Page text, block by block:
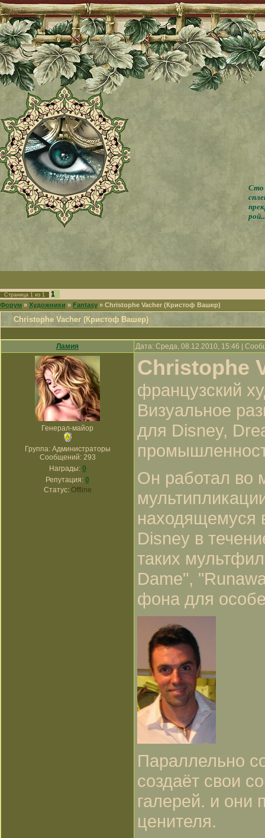
Сто
Страница 1 из 1 1
Форум » Художники » Fantasy » Christophe Vacher (Кристоф Вашер)
Christophe Vacher (Кристоф Вашер)
Ламия Дата: Среда, 08.12.2010, 15:46 |
Генерал-майор
Группа: Администраторы
Сообщений: 293
Награды: 0
Репутация: 0
Статус: Offline
Christophe
французский
Визуальное
для Disney,
Он работал во
находящемуся
Disney в
таких
Dame",
фона для
Параллельно
создаёт свои
галерей. и они
ценителя.